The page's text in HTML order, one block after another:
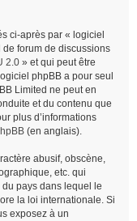
ci-après par « logiciel
forum de discussions
2.0 » et qui peut être
phpBB a pour seul
Limited ne peut en
et du contenu que
plus d’informations
(en anglais).
abusif, obscène,
etc. qui
pays dans lequel le
la loi internationale. Si
exposez à un